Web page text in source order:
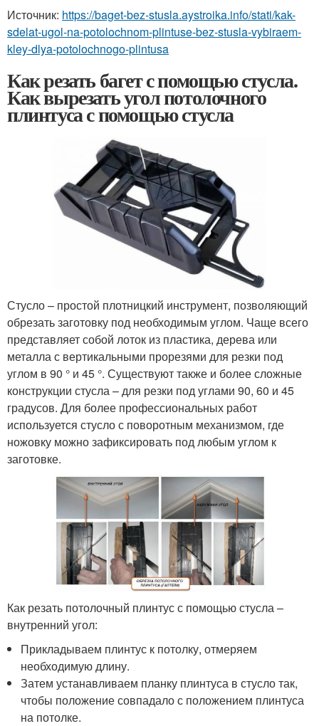
Источник: https://baget-bez-stusla.aystroika.info/stati/kak-
sdelat-ugol-na-potolochnom-plintuse-bez-stusla-vybiraem-
kley-dlya-potolochnogo-plintusa
Как резать багет с помощью стусла.
Как вырезать угол потолочного
плинтуса с помощью стусла
Стусло – простой плотницкий инструмент, позволяющий
обрезать заготовку под необходимым углом. Чаще всего
представляет собой лоток из пластика, дерева или
металла с вертикальными прорезями для резки под
углом в 90 ° и 45 °. Существуют также и более сложные
конструкции стусла – для резки под углами 90, 60 и 45
градусов. Для более профессиональных работ
используется стусло с поворотным механизмом, где
ножовку можно зафиксировать под любым углом к
заготовке.
Как резать потолочный плинтус с помощью стусла –
внутренний угол:
Прикладываем плинтус к потолку, отмеряем
необходимую длину.
Затем устанавливаем планку плинтуса в стусло так,
чтобы положение совпадало с положением плинтуса
на потолке.